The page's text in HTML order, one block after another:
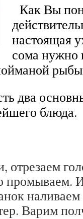
Как Вы
настоящая
сома нужно
два
блюда.
промываем.
наливаем
Варим